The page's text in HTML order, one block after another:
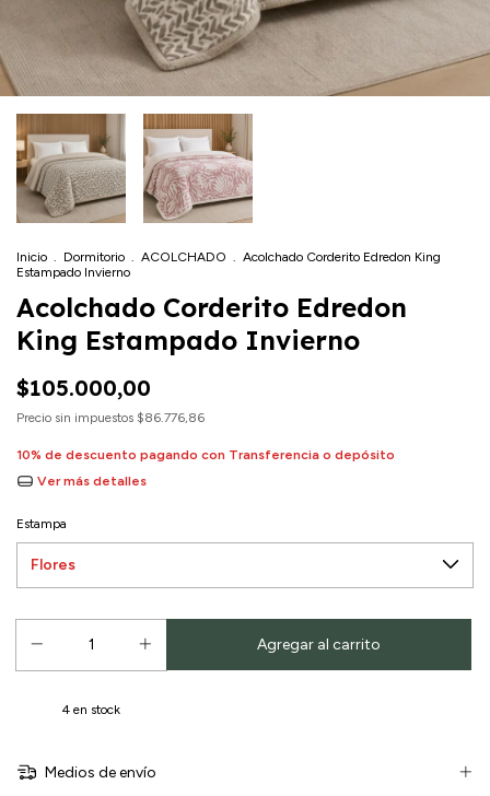
Inicio . Dormitorio . ACOLCHADO . Acolchado Corderito Edredon King
Estampado Invierno
Acolchado Corderito Edredon
King Estampado Invierno
$105.000,00
Precio sin impuestos $86.776,86
10% de descuento pagando con Transferencia o depósito
Ver más detalles
Estampa
4 en stock
Medios de envío